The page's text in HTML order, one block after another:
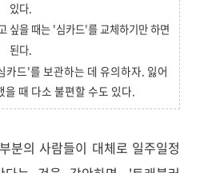
있다.
싶을 때는 '심카드'를 교체하기만 하면
된다.
카드'를 보관하는 데 유의하자. 잃어
을 때 다소 불편할 수도 있다.
분의 사람들이 대체로 일주일정